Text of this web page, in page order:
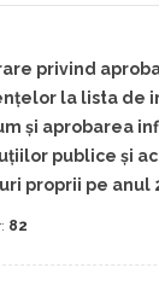
privind
la lista de
și aprobarea
publice şi
proprii pe anul
82